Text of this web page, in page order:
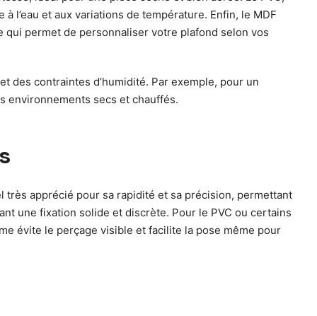
l’eau et aux variations de température. Enfin, le MDF
permet de personnaliser votre plafond selon vos
des contraintes d’humidité. Par exemple, pour un
environnements secs et chauffés.
apprécié pour sa rapidité et sa précision, permettant
une fixation solide et discrète. Pour le PVC ou certains
évite le perçage visible et facilite la pose même pour